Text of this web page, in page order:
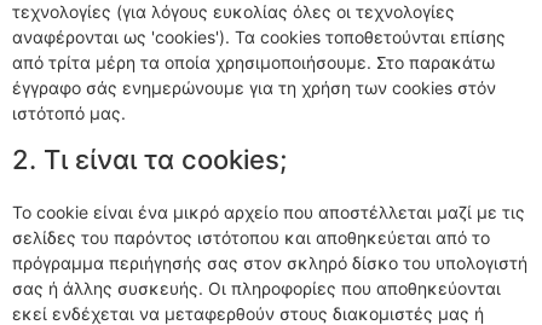
τεχνολογίες (για λόγους ευκολίας όλες οι τεχνολογίες
αναφέρονται ως 'cookies'). Τα cookies τοποθετούνται επίσης
από τρίτα μέρη τα οποία χρησιμοποιήσουμε. Στο παρακάτω
έγγραφο σάς ενημερώνουμε για τη χρήση των cookies στόν
ιστότοπό μας.
2. Τι είναι τα cookies;
Το cookie είναι ένα μικρό αρχείο που αποστέλλεται μαζί με τις
σελίδες του παρόντος ιστότοπου και αποθηκεύεται από το
πρόγραμμα περιήγησής σας στον σκληρό δίσκο του υπολογιστή
σας ή άλλης συσκευής. Οι πληροφορίες που αποθηκεύονται
εκεί ενδέχεται να μεταφερθούν στους διακομιστές μας ή